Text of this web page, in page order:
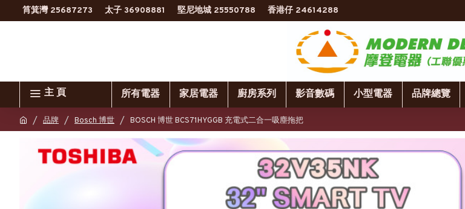
筲箕灣 25687273 太子 36908881 堅尼地城 25550788 香港仔 24614288
主 頁 所有電器 家居電器 廚房系列 影音數碼 小型電器 品牌總覽
品牌 Bosch 博世 BOSCH 博世 BCS71HYGGB 充電式二合一吸塵拖把